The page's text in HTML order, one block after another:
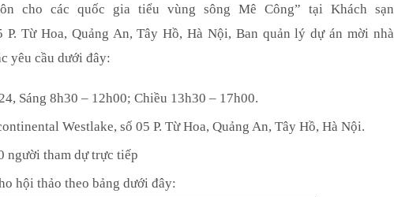
cho các quốc gia tiểu vùng sông Mê Công” tại Khách sạn
P. Từ Hoa, Quảng An, Tây Hồ, Hà Nội, Ban quản lý dự án mời nhà
yêu cầu dưới đây:
, Sáng 8h30 – 12h00; Chiều 13h30 – 17h00.
Westlake, số 05 P. Từ Hoa, Quảng An, Tây Hồ, Hà Nội.
người tham dự trực tiếp
hội thảo theo bảng dưới đây: